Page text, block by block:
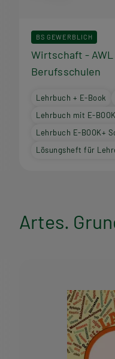
BS GEWERBLICH
Wirtschaft -
Berufsschulen
Lehrbuch + E-Book
Lehrbuch mit E-
Lehrbuch E-BOOK+
Lösungsheft für
Artes.